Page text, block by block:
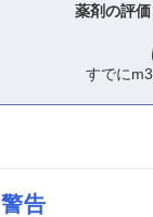
薬剤の評
すでに
警告